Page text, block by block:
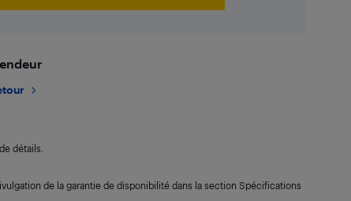
détails.
de la garantie de disponibilité dans la section Spécifications